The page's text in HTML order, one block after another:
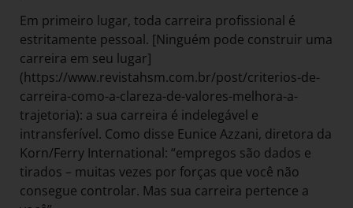
Em primeiro lugar, toda carreira profissional é
estritamente pessoal. [Ninguém pode construir uma
carreira em seu lugar]
(https://www.revistahsm.com.br/post/criterios-de-
carreira-como-a-clareza-de-valores-melhora-a-
trajetoria): a sua carreira é indelegável e
intransferível. Como disse Eunice Azzani, diretora da
Korn/Ferry International: “empregos são dados e
tirados – muitas vezes por forças que você não
consegue controlar. Mas sua carreira pertence a